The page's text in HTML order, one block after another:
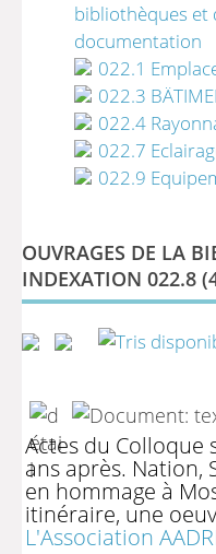
bibliothèques et
documentation
022.1
022.3
022.4
022.7
022.9
OUVRAGES DE LA
INDEXATION 022.8 (
Actes du Colloque
ans après. Nation,
en hommage à
itinéraire, une
L'Association